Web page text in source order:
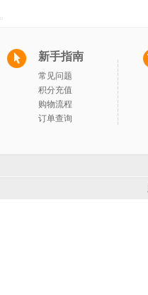
新手指南
常见问题
积分充值
购物流程
订单查询